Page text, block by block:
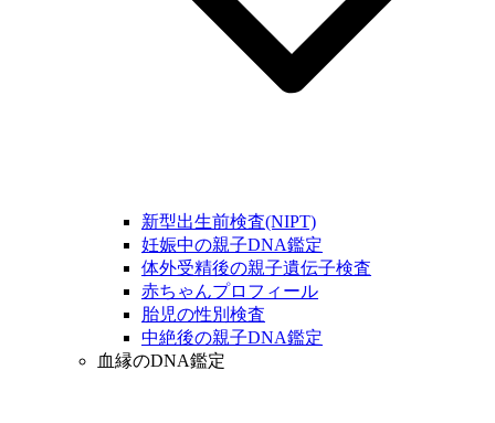
新型出生前検査(NIPT)
妊娠中の親子DNA鑑定
体外受精後の親子遺伝子検査
赤ちゃんプロフィール
胎児の性別検査
中絶後の親子DNA鑑定
血縁のDNA鑑定